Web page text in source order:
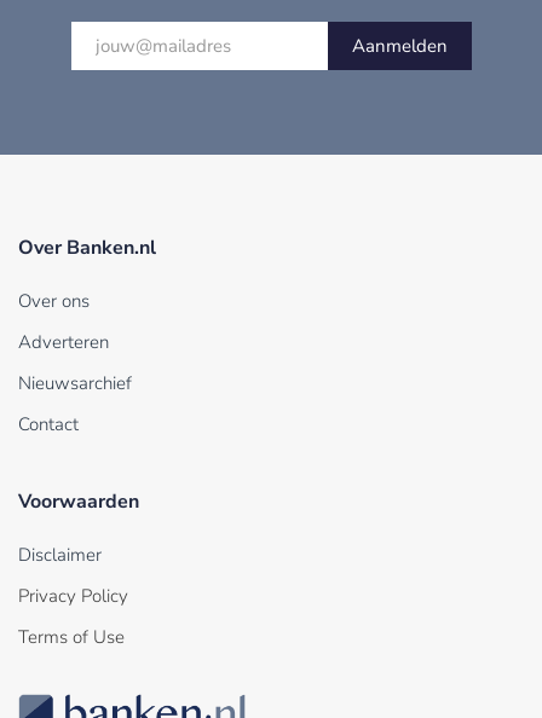
Aanmelden
Over Banken.nl
Over ons
Adverteren
Nieuwsarchief
Contact
Voorwaarden
Disclaimer
Privacy Policy
Terms of Use